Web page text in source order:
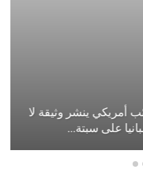
أمريكي ينشر وثيقة لا
على سبتة…